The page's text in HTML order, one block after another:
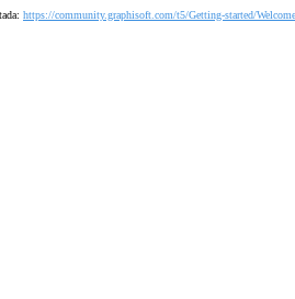
https://community.graphisoft.com/t5/Getting-started/